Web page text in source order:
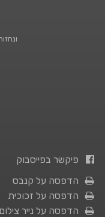
פיקשר בפייסבוק
הדפסה על קנבס
הדפסה על זכוכית
הדפסה על נייר צילום